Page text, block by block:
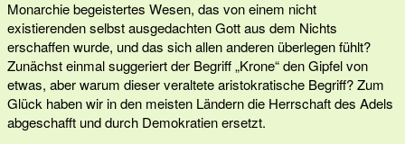
Monarchie begeistertes Wesen, das von einem nicht
existierenden selbst ausgedachten Gott aus dem Nichts
erschaffen wurde, und das sich allen anderen überlegen fühlt?
Zunächst einmal suggeriert der Begriff „Krone“ den Gipfel von
etwas, aber warum dieser veraltete aristokratische Begriff? Zum
Glück haben wir in den meisten Ländern die Herrschaft des Adels
abgeschafft und durch Demokratien ersetzt.